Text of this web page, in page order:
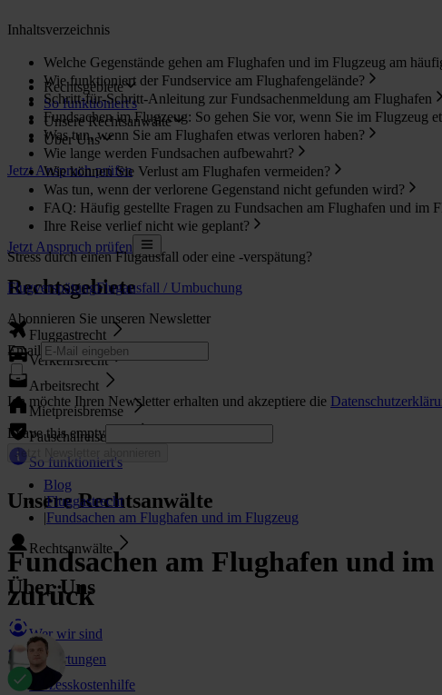
Rechtsgebiete
So funktioniert's
Unsere Rechtsanwälte
Über Uns
Jetzt Anspruch prüfen
Jetzt Anspruch prüfen
Rechtsgebiete
Fluggastrecht
Verkehrsrecht
Arbeitsrecht
Mietpreisbremse
Pauschalreiserecht
So funktioniert's
Unsere Rechtsanwälte
Rechtsanwälte
Über Uns
Wer wir sind
Bewertungen
Prozesskostenhilfe
Inhaltsverzeichnis
Welche Gegenstände gehen am Flughafen und im Flugzeug am
Wie funktioniert der Fundservice am Flughafengelände?
Schritt-für-Schritt-Anleitung zur Fundsachenmeldung am Flughafen
Fundsachen im Flugzeug: So gehen Sie vor, wenn Sie im Flugzeug
Was tun, wenn Sie am Flughafen etwas verloren haben?
Wie lange werden Fundsachen aufbewahrt?
Wie können Sie Verlust am Flughafen vermeiden?
Was tun, wenn der verlorene Gegenstand nicht gefunden wird?
FAQ: Häufig gestellte Fragen zu Fundsachen am Flughafen und im
Ihre Reise verlief nicht wie geplant?
Stress durch einen Flugausfall oder eine -verspätung?
FlugverspätungFlugausfall / Umbuchung
Abonnieren Sie unseren Newsletter
Email
Ich möchte Ihren Newsletter erhalten und akzeptiere die
Leave this empty
Jetzt Newsletter abonnieren
Blog
|Fluggastrecht
|Fundsachen am Flughafen und im Flugzeug
Fundsachen am Flughafen und
zurück